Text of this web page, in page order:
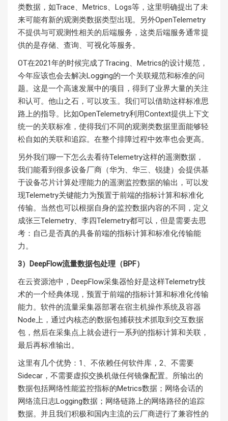
类数据，如Trace、Metrics、Logs等，这里明确提出了未
来可能有新的观测类数据类型出现。另外OpenTelemetry
不提供与可观测性相关的后端服务，这类后端服务通常提
供的是存储、查询、可视化等服务。
OT在2021年的时候完成了Tracing、Metrics的设计规范，
今年应该也会去解决Logging的一个关联规范和标准的问
题。这是一个高速发展中的项目，得到了业界大量的关注
和认可。他山之石，可以攻玉。我们可以借助这样标准思
路上的指导。比如OpenTelemetry利用Context提供上下文
统一的关联标准，使得我们不同的观测类数据里面能够轻
松自如的关联和追踪。在整个排障过程中效率也会更高。
另外我们聊一下怎么去看待Telemetry这样的遥测数据，
我们能看到很多设备厂商（华为、华三、锐捷）会提供基
于设备芯片计算处理能力的遥测监控数据的输出，可以发
现Telemetry关键能力为预置于前端的指标计算和标准化
传输。当然也可以根据自身的监控数据内容的不同，定义
成张三Telemetry、李四Telemetry都可以，但是需要去思
考：自己是否真的具备前端的指标计算和标准化传输能
力。
3）DeepFlow流量数据包处理（BPF）
在云资源池中，DeepFlow采集器恰好是这样Telemetry技
术的一个经典体现，预置于前端的指标计算和标准化传输
能力。软件的流量采集器部署在宿主机操作系统及容器
Node上，通过内核态的数据包捕获技术抓取到交互数据
包，然后在采集点上就会进行一系列的指标计算和关联，
最后再标准输出。
这里有几个优势：1、不依赖任何软件库，2、不需要
Sidecar，不需要虚拟交换机做任何镜像配置。所输出的
数据包括网络性能监控指标的Metrics数据；网络会话的
网络流日志Logging数据；网络链路上的网络路径的追踪
数据。并且我们积极和国内主流的云厂商进行了兼容性的